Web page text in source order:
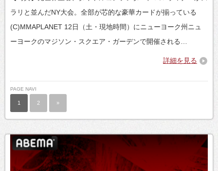
ラリと並んだNY大会。全部が芯的な豪華カードが揃っている
(C)MMAPLANET 12日（土・現地時間）にニューヨーク州ニュ
ーヨークのマジソン・スクエア・ガーデンで開催される…
詳細を見る
PAGE NAVI
1 2 »